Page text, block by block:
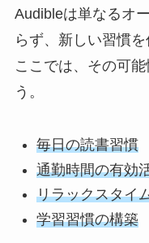
Audibleは単なるオ
らず、新しい習慣
ここでは、その可
う。
毎日の読書習慣
通勤時間の有効
リラックスタイ
学習習慣の構築